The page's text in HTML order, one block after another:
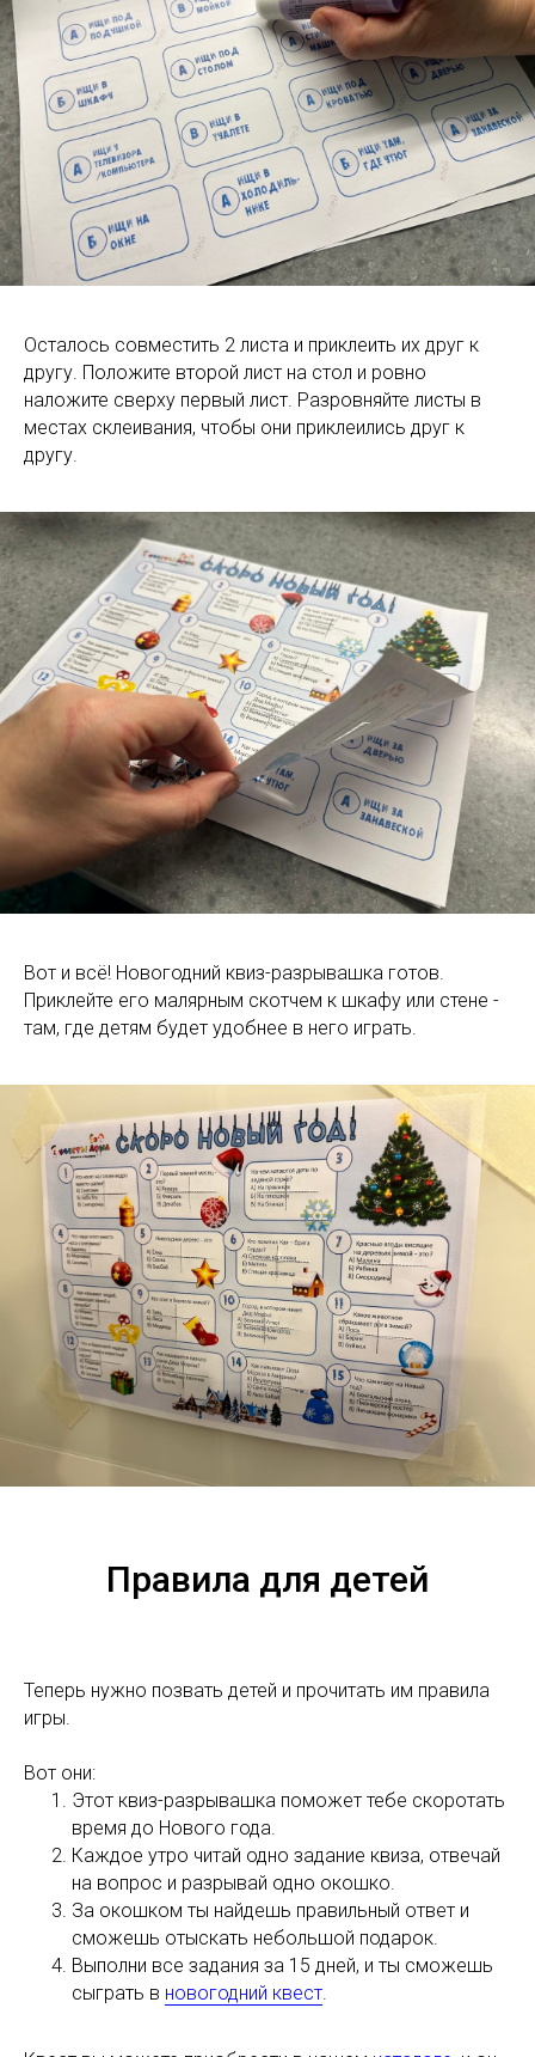
Осталось совместить 2 листа и приклеить их друг к
другу. Положите второй лист на стол и ровно
наложите сверху первый лист. Разровняйте листы в
местах склеивания, чтобы они приклеились друг к
другу.
Вот и всё! Новогодний квиз-разрывашка готов.
Приклейте его малярным скотчем к шкафу или стене -
там, где детям будет удобнее в него играть.
Правила для детей
Теперь нужно позвать детей и прочитать им правила
игры.
Вот они:
Этот квиз-разрывашка поможет тебе скоротать
время до Нового года.
Каждое утро читай одно задание квиза, отвечай
на вопрос и разрывай одно окошко.
За окошком ты найдешь правильный ответ и
сможешь отыскать небольшой подарок.
Выполни все задания за 15 дней, и ты сможешь
сыграть в новогодний квест.